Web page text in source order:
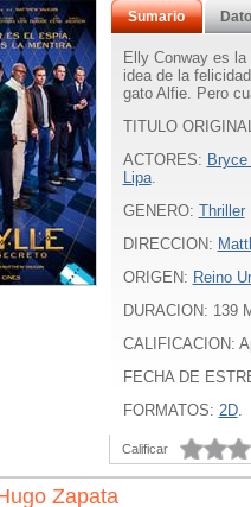
Sumario
Elly Conway es
idea de la
gato Alfie. Pero
TITULO
ACTORES:
Lipa.
GENERO: Thriller
DIRECCION:
ORIGEN: Reino
DURACION: 139
CALIFICACION:
FECHA DE
FORMATOS: 2D.
Calificar
Zapata